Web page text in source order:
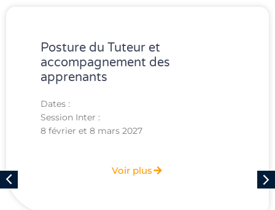
Posture du Tuteur et
accompagnement des
apprenants
Dates :
Session Inter :
8 février et 8 mars 2027
Voir plus